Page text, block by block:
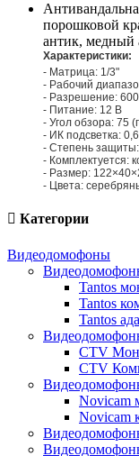
порошковой
антик, медный
Характеристики:
- Матрица: 1/3"
- Рабочий
- Разрешение:
- Питание: 12 В
- Угол обзора: 75
- ИК подсветка:
- Степень
- Комплектуется:
- Размер:
- Цвета:
Категории
Видеодомофоны
Tantos
Tantos
Tantos
CTV
CTV
Novicam
Novicam